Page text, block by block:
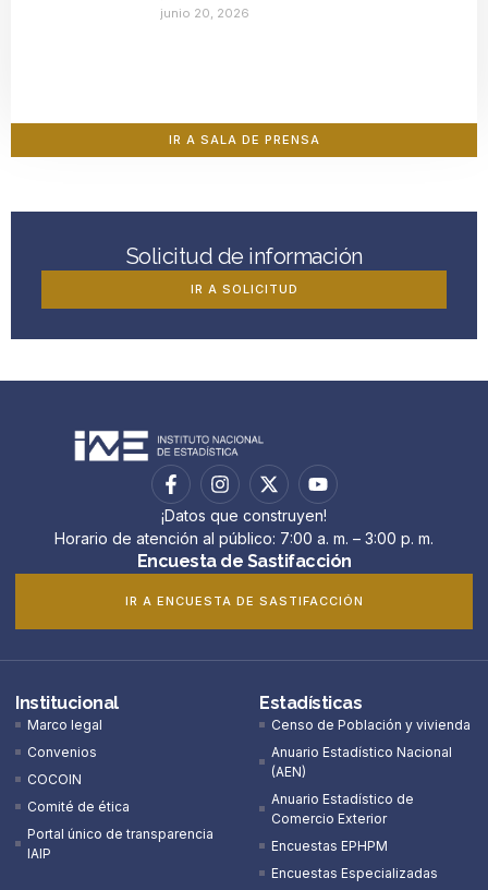
junio 20, 2026
IR A SALA DE PRENSA
Solicitud de información
IR A SOLICITUD
¡Datos que construyen!
Horario de atención al público: 7:00 a. m. – 3:00 p. m.
Encuesta de Sastifacción
IR A ENCUESTA DE SASTIFACCIÓN
Institucional
Marco legal
Convenios
COCOIN
Comité de ética
Portal único de transparencia
IAIP
Estadísticas
Censo de Población y vivienda
Anuario Estadístico Nacional
(AEN)​
Anuario Estadístico de
Comercio Exterior
Encuestas EPHPM
Encuestas Especializadas